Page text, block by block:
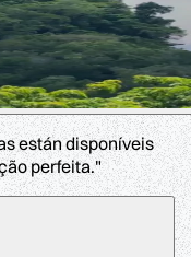
están disponíveis
perfeita."